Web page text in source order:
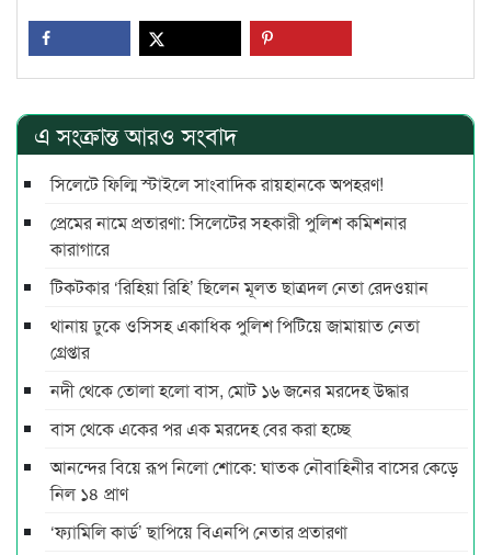
এ সংক্রান্ত আরও সংবাদ
সিলেটে ফিল্মি স্টাইলে সাংবাদিক রায়হানকে অপহরণ!
প্রেমের নামে প্রতারণা: সিলেটের সহকারী পুলিশ কমিশনার
কারাগারে
টিকটকার ‘রিহিয়া রিহি’ ছিলেন মূলত ছাত্রদল নেতা রেদওয়ান
থানায় ঢুকে ওসিসহ একাধিক পুলিশ পিটিয়ে জামায়াত নেতা
গ্রেপ্তার
নদী থেকে তোলা হলো বাস, মোট ১৬ জনের মরদেহ উদ্ধার
বাস থেকে একের পর এক মরদেহ বের করা হচ্ছে
আনন্দের বিয়ে রূপ নিলো শোকে: ঘাতক নৌবাহিনীর বাসের কেড়ে
নিল ১৪ প্রাণ
‘ফ্যামিলি কার্ড’ ছাপিয়ে বিএনপি নেতার প্রতারণা